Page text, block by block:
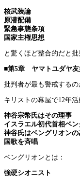
核武装論
原潜配備
緊急事態条項
国家主権思想
と驚くほど整合的だと批
■第5章 ヤマトユダヤ友
批判者が最も警戒するの
キリストの幕屋で12年
神谷宗幣氏はその理事
イスラエル初代首相ベ
神谷氏はベングリオン
国歌を斉唱
ベングリオンとは：
強硬シオニスト